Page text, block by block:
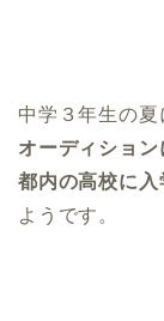
中学３年生の
オーディション
都内の高校に
ようです。